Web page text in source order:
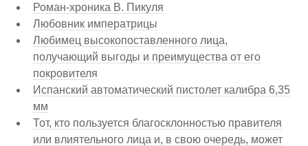
Роман-хроника В. Пикуля
Любовник императрицы
Любимец высокопоставленного лица,
получающий выгоды и преимущества от его
покровителя
Испанский автоматический пистолет калибра 6,35
мм
Тот, кто пользуется благосклонностью правителя
или влиятельного лица и, в свою очередь, может